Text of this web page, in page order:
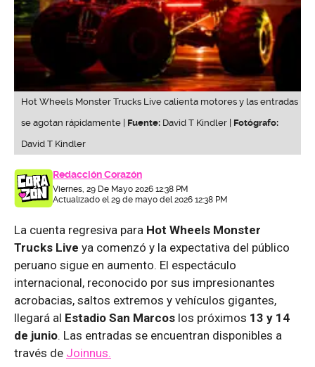
Hot Wheels Monster Trucks Live calienta motores y las entradas
se agotan rápidamente | Fuente: David T Kindler | Fotógrafo:
David T Kindler
Redacción Corazón
Viernes, 29 De Mayo 2026 12:38 PM
Actualizado el 29 de mayo del 2026 12:38 PM
La cuenta regresiva para Hot Wheels Monster
Trucks Live ya comenzó y la expectativa del público
peruano sigue en aumento. El espectáculo
internacional, reconocido por sus impresionantes
acrobacias, saltos extremos y vehículos gigantes,
llegará al Estadio San Marcos los próximos 13 y 14
de junio. Las entradas se encuentran disponibles a
través de Joinnus.